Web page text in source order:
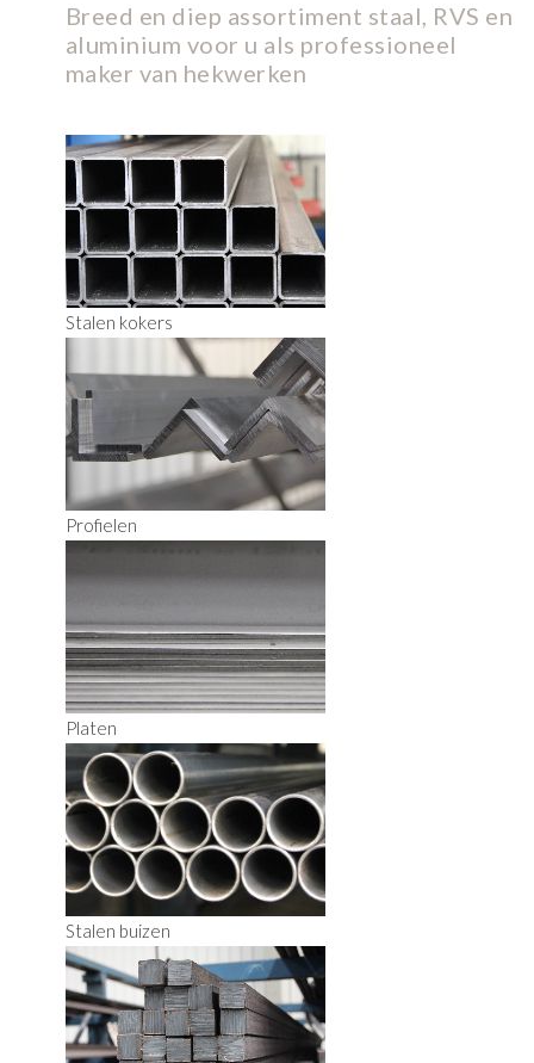
Breed en diep assortiment staal, RVS en
aluminium voor u als professioneel
maker van hekwerken
Stalen kokers
Profielen
Platen
Stalen buizen